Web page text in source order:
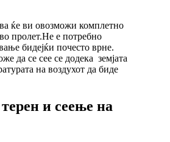
ќе ви овозможи комплетно
пролет.Не е потребно
бидејќи почесто врне.
да се сее се додека земјата
на воздухот да биде
и сеење на